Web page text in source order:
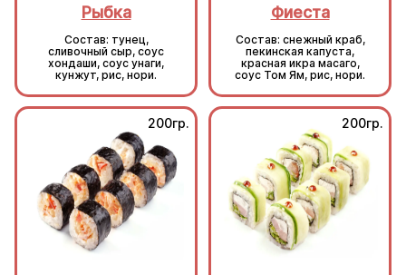
Рыбка
Состав: тунец,
сливочный сыр, соус
хондаши, соус унаги,
кунжут, рис, нори.
Фиеста
Состав: снежный краб,
пекинская капуста,
красная икра масаго,
соус Том Ям, рис, нори.
200гр. 200гр.